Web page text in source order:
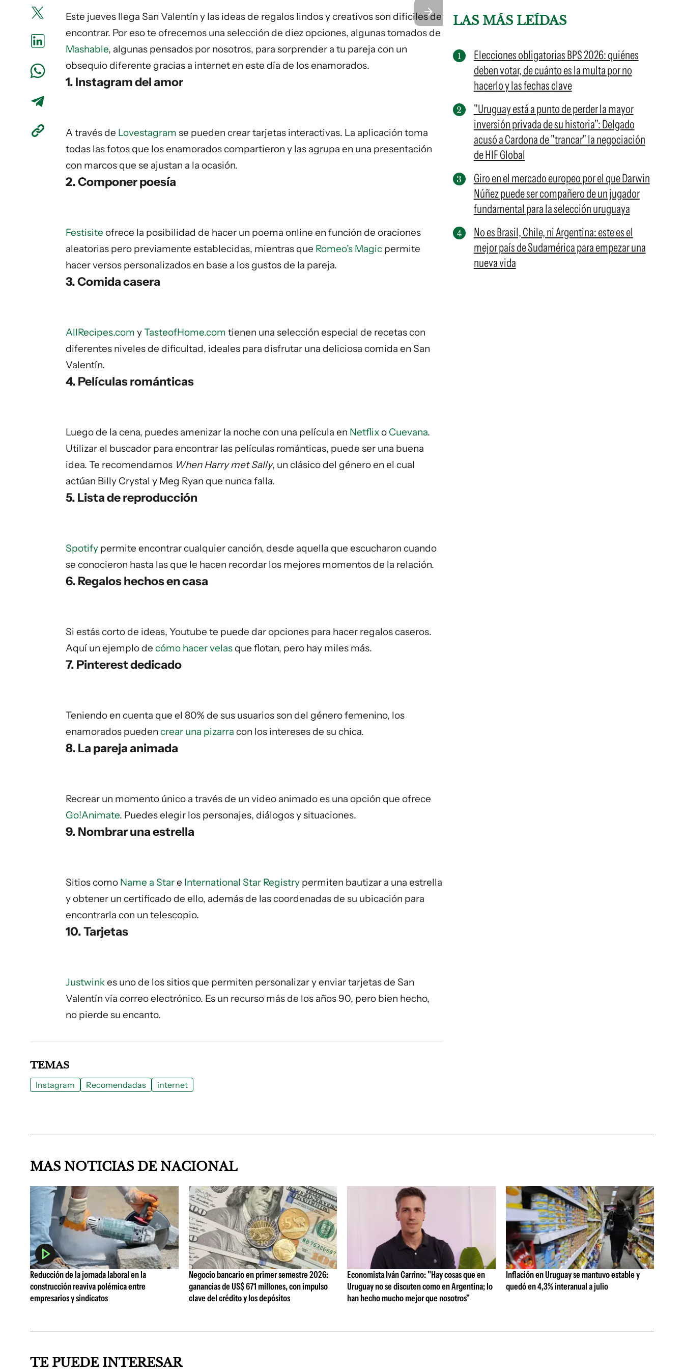
Este jueves llega San Valentín y las ideas de regalos lindos y creativos son difíciles de
encontrar. Por eso te ofrecemos una selección de diez opciones, algunas tomados de
Mashable, algunas pensados por nosotros, para sorprender a tu pareja con un
obsequio diferente gracias a internet en este día de los enamorados.
1. Instagram del amor
A través de Lovestagram se pueden crear tarjetas interactivas. La aplicación toma
todas las fotos que los enamorados compartieron y las agrupa en una presentación
con marcos que se ajustan a la ocasión.
2. Componer poesía
Festisite ofrece la posibilidad de hacer un poema online en función de oraciones
aleatorias pero previamente establecidas, mientras que Romeo’s Magic permite
hacer versos personalizados en base a los gustos de la pareja.
3. Comida casera
AllRecipes.com yTasteofHome.com tienen una selección especial de recetas con
diferentes niveles de dificultad, ideales para disfrutar una deliciosa comida en San
Valentín.
4. Películas románticas
Luego de la cena, puedes amenizar la noche con una película en Netflixo Cuevana.
Utilizar el buscador para encontrar las películas románticas, puede ser una buena
idea. Te recomendamos When Harry met Sally, un clásico del género en el cual
actúan Billy Crystal y Meg Ryan que nunca falla.
5. Lista de reproducción
Spotify permite encontrar cualquier canción, desde aquella que escucharon cuando
se conocieron hasta las que le hacen recordar los mejores momentos de la relación.
6. Regalos hechos en casa
Si estás corto de ideas, Youtube te puede dar opciones para hacer regalos caseros.
Aquí un ejemplo de cómo hacer velasque flotan, pero hay miles más.
7. Pinterest dedicado
Teniendo en cuenta que el 80% de sus usuarios son del género femenino, los
enamorados pueden crear una pizarra con los intereses de su chica.
8. La pareja animada
Recrear un momento único a través de un video animado es una opción que ofrece
Go!Animate. Puedes elegir los personajes, diálogos y situaciones.
9. Nombrar una estrella
Sitios como Name a Stare International Star Registry permiten bautizar a una estrella
y obtener un certificado de ello, además de las coordenadas de su ubicación para
encontrarla con un telescopio.
10. Tarjetas
Justwinkes uno de los sitios que permiten personalizar y enviar tarjetas de San
Valentín vía correo electrónico. Es un recurso más de los años 90, pero bien hecho,
no pierde su encanto.
LAS MÁS LEÍDAS
Elecciones obligatorias BPS 2026: quiénes
deben votar, de cuánto es la multa por no
hacerlo y las fechas clave
"Uruguay está a punto de perder la mayor
inversión privada de su historia": Delgado
acusó a Cardona de "trancar" la negociación
de HIF Global
Giro en el mercado europeo por el que Darwin
Núñez puede ser compañero de un jugador
fundamental para la selección uruguaya
No es Brasil, Chile, ni Argentina: este es el
mejor país de Sudamérica para empezar una
nueva vida
TEMAS
Instagram Recomendadas internet
MAS NOTICIAS DE NACIONAL
Reducción de la jornada laboral en la
construcción reaviva polémica entre
empresarios y sindicatos
Negocio bancario en primer semestre 2026:
ganancias de US$ 671 millones, con impulso
clave del crédito y los depósitos
Economista Iván Carrino: "Hay cosas que en
Uruguay no se discuten como en Argentina; lo
han hecho mucho mejor que nosotros"
Inflación en Uruguay se mantuvo estable y
quedó en 4,3% interanual a julio
TE PUEDE INTERESAR